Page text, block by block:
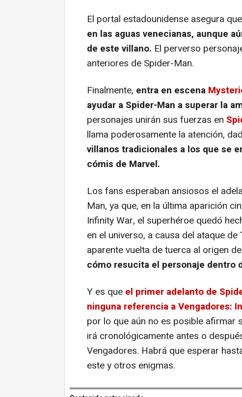
El portal estadounidense asegura que
en las aguas venecianas, aunque
de este villano. El perverso
anteriores de Spider-Man.
Finalmente, entra en escena
ayudar a Spider-Man a superar la
personajes unirán sus fuerzas en
llama poderosamente la atención,
villanos tradicionales a los que se
cómis de Marvel.
Los fans esperaban ansiosos el
Man, ya que, en la última aparición
Infinity War, el superhéroe quedó
en el universo, a causa del ataque
aparente vuelta de tuerca al origen
cómo resucita el personaje dentro
Y es que el primer adelanto de
ninguna referencia aVengadores:
por lo que aún no es posible afirmar
irá cronológicamente antes o
Vengadores. Habrá que esperar
este y otros enigmas.